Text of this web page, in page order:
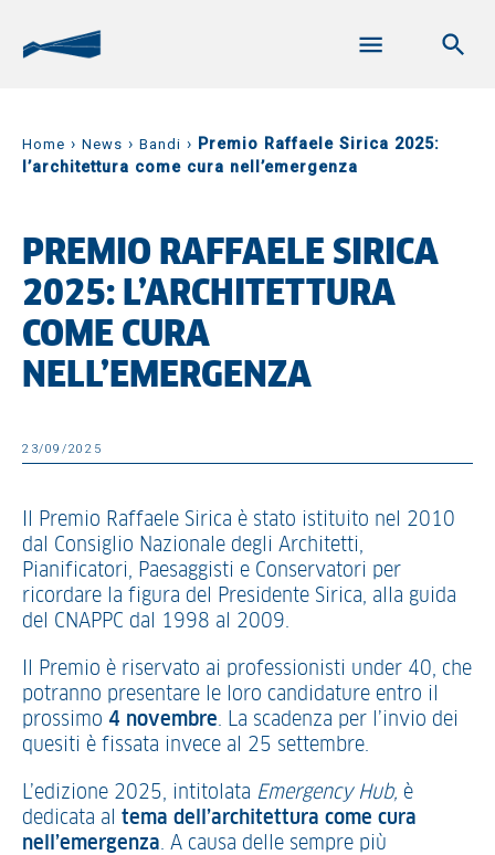
Home › News › Bandi › Premio Raffaele Sirica 2025:
l’architettura come cura nell’emergenza
PREMIO RAFFAELE SIRICA
2025: L’ARCHITETTURA
COME CURA
NELL’EMERGENZA
23/09/2025
Il Premio Raffaele Sirica è stato istituito nel 2010
dal Consiglio Nazionale degli Architetti,
Pianificatori, Paesaggisti e Conservatori per
ricordare la figura del Presidente Sirica, alla guida
del CNAPPC dal 1998 al 2009.
Il Premio è riservato ai professionisti under 40, che
potranno presentare le loro candidature entro il
prossimo 4 novembre. La scadenza per l’invio dei
quesiti è fissata invece al 25 settembre.
L’edizione 2025, intitolata Emergency Hub, è
dedicata al tema dell’architettura come cura
nell’emergenza. A causa delle sempre più